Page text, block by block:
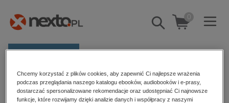
Pokaż/schowaj
wyszukiwarkę
0
Kategorie
Zobacz wszystkie E-prasa
Strona główna Vi Keeland
Chcemy korzystać z plików cookies, aby zapewnić Ci najlepsze wrażenia
podczas przeglądania naszego katalogu ebooków, audiobooków i e-prasy,
dostarczać spersonalizowane rekomendacje oraz udostępniać Ci najnowsze
funkcje, które rozwijamy dzięki analizie danych i współpracy z naszymi